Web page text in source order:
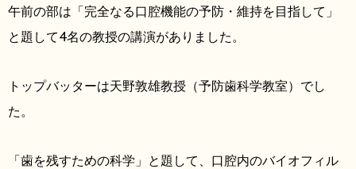
午前の部は「完全なる口腔機能の予防・維持を目指して」
と題して4名の教授の講演がありました。
トップバッターは天野敦雄教授（予防歯科学教室）でし
た。
「歯を残すための科学」と題して、口腔内のバイオフィル